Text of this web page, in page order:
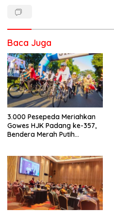
Baca Juga
3.000 Pesepeda Meriahkan
Gowes HJK Padang ke-357,
Bendera Merah Putih